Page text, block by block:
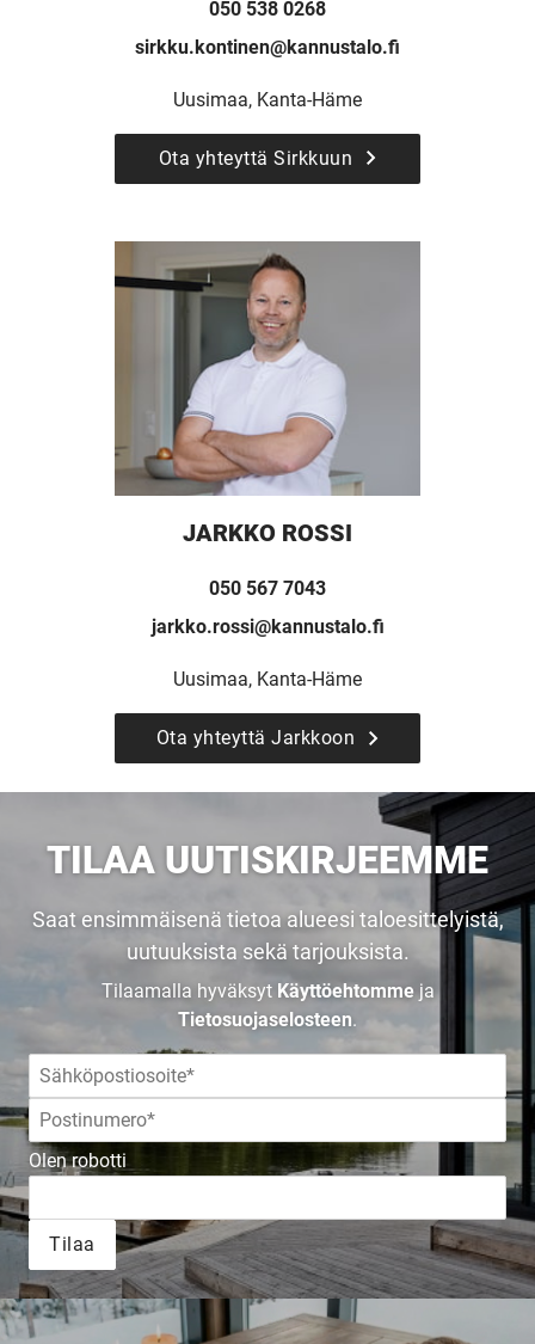
050 538 0268
sirkku.kontinen@kannustalo.fi
Uusimaa, Kanta-Häme
Ota yhteyttä Sirkkuun
JARKKO ROSSI
050 567 7043
jarkko.rossi@kannustalo.fi
Uusimaa, Kanta-Häme
Ota yhteyttä Jarkkoon
TILAA UUTISKIRJEEMME
Saat ensimmäisenä tietoa alueesi taloesittelyistä,
uutuuksista sekä tarjouksista.
Tilaamalla hyväksyt Käyttöehtommeja
Tietosuojaselosteen.
Olen robotti
Tilaa
UUSI
KODIKSI-
TALOKIRJA ON
JULKAISTU
Tilaa esite